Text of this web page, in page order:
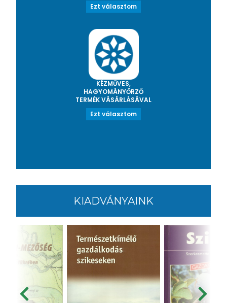
Ezt választom
KÉZMŰVES,
HAGYOMÁNYŐRZŐ
TERMÉK VÁSÁRLÁSÁVAL
Ezt választom
KIADVÁNYAINK